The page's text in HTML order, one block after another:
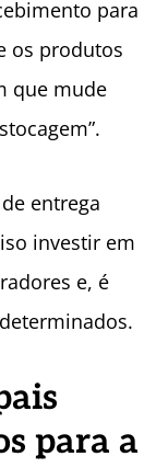
para
os produtos
que mude
entrega
investir em
e, é
para a